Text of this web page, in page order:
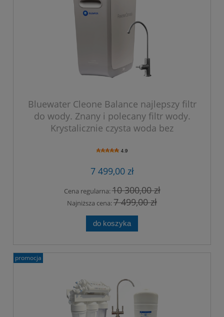
Bluewater Cleone Balance najlepszy filtr
do wody. Znany i polecany filtr wody.
Krystalicznie czysta woda bez
4.9
7 499,00 zł
Cena regularna:10 300,00 zł
Najniższa cena:7 499,00 zł
do koszyka
promocja